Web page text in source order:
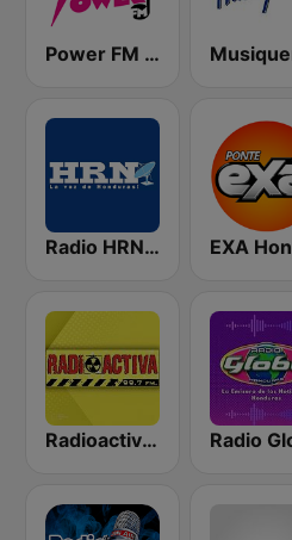
Power FM Honduras
Radio HRN 92.9 FM
Radioactiva 99.7 FM